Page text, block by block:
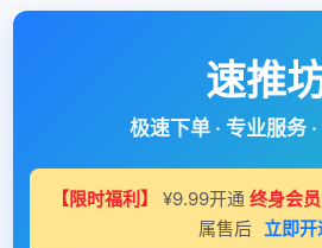
速推
极速下单 · 专业服务
【限时福利】 ¥9.99开通 终身会员
属售后 立即开